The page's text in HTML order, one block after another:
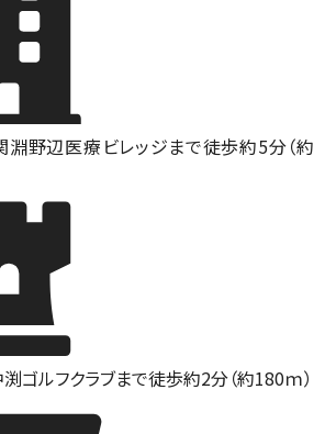
淵野辺医療ビレッジまで徒歩約5分（約
ゴルフクラブまで徒歩約2分（約180ｍ）